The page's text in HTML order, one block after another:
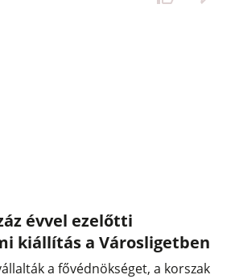
évvel ezelőtti
kiállítás a Városligetben
a fővédnökséget, a korszak